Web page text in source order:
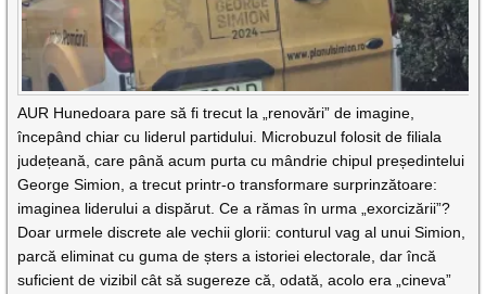
AUR Hunedoara pare să fi trecut la „renovări” de imagine,
începând chiar cu liderul partidului. Microbuzul folosit de filiala
județeană, care până acum purta cu mândrie chipul președintelui
George Simion, a trecut printr-o transformare surprinzătoare:
imaginea liderului a dispărut. Ce a rămas în urma „exorcizării”?
Doar urmele discrete ale vechii glorii: conturul vag al unui Simion,
parcă eliminat cu guma de șters a istoriei electorale, dar încă
suficient de vizibil cât să sugereze că, odată, acolo era „cineva”